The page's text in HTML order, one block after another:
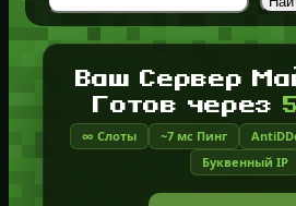
Ваш Сервер
Готов через
∞ Слоты ~7 мс Пинг
Буквенный IP